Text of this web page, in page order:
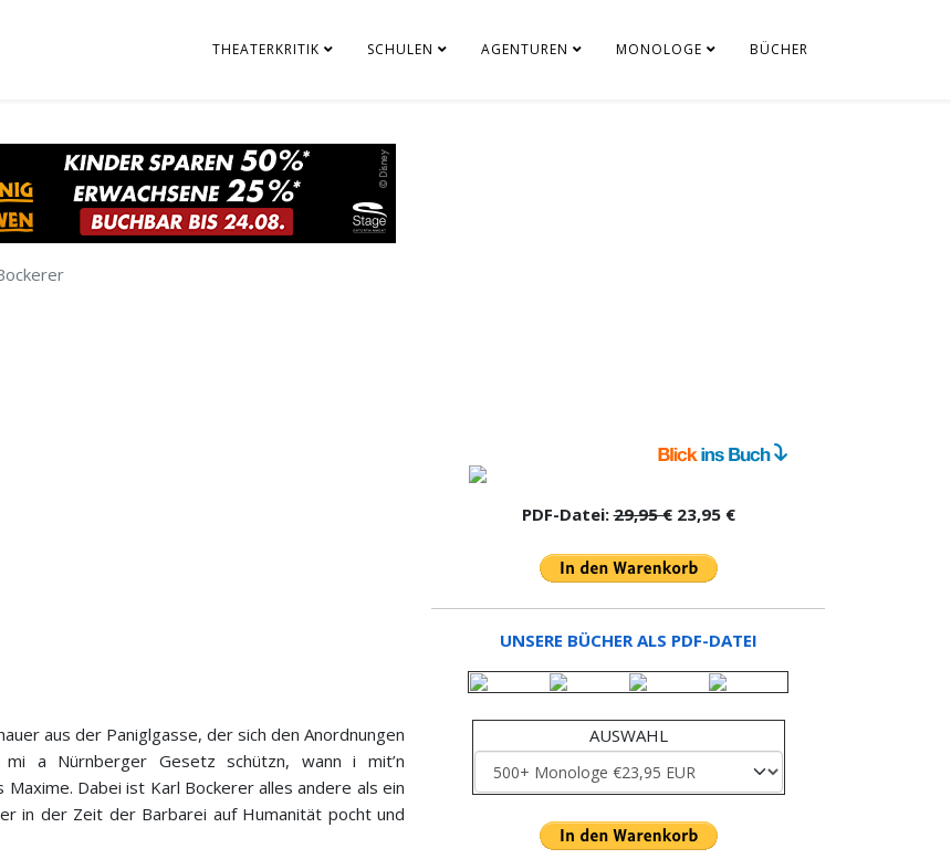
THEATERKRITIK SCHULEN AGENTUREN MONOLOGE BÜCHER
aus der Paniglgasse, der sich den Anordnungen
a Nürnberger Gesetz schützn, wann i mit’n
Dabei ist Karl Bockerer alles andere als ein
in der Zeit der Barbarei auf Humanität pocht und
PDF-Datei:29,95 €23,95 €
UNSERE BÜCHER ALS PDF-DATEI
AUSWAHL